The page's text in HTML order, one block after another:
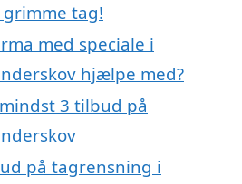
tag!
med speciale i
hjælpe med?
3 tilbud på
på tagrensning i